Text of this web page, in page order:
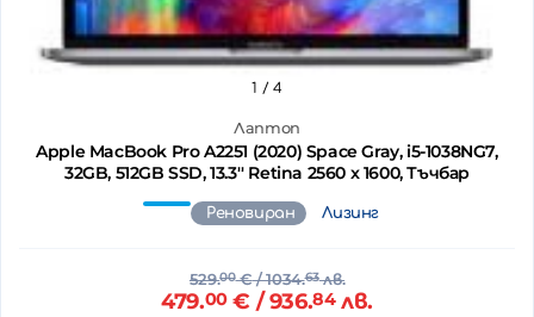
Лаптоп
Apple MacBook Pro A2251 (2020) Space Gray, i5-1038NG7,
32GB, 512GB SSD, 13.3'' Retina 2560 x 1600, Тъчбар
1 / 4
Реновиран Лизинг
529.00€/ 1034.63лв.
479.00€ / 936.84лв.